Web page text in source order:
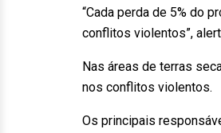
“Cada perda de 5% do
conflitos violentos”,
Nas áreas de terras
nos conflitos violentos.
Os principais